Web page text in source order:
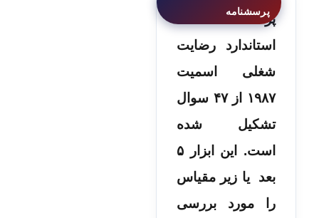
پرسشنامه
استاندارد رضایت
شغلی اسمیت
۱۹۸۷ از ۴۷ سوال
تشکیل شده
است. این ابزار ۵
بعد یا زیر مقیاس
را مورد بررسی